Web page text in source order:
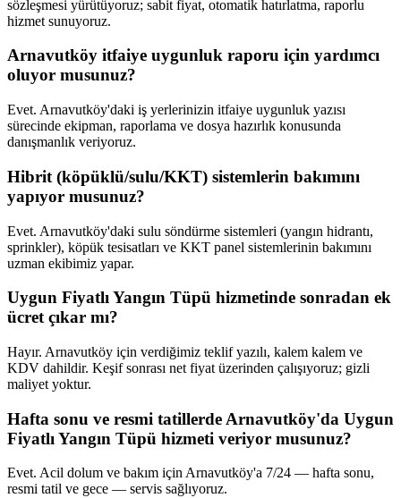
sözleşmesi yürütüyoruz; sabit fiyat, otomatik hatırlatma, raporlu
hizmet sunuyoruz.
Arnavutköy itfaiye uygunluk raporu için yardımcı
oluyor musunuz?
Evet. Arnavutköy'daki iş yerlerinizin itfaiye uygunluk yazısı
sürecinde ekipman, raporlama ve dosya hazırlık konusunda
danışmanlık veriyoruz.
Hibrit (köpüklü/sulu/KKT) sistemlerin bakımını
yapıyor musunuz?
Evet. Arnavutköy'daki sulu söndürme sistemleri (yangın hidrantı,
sprinkler), köpük tesisatları ve KKT panel sistemlerinin bakımını
uzman ekibimiz yapar.
Uygun Fiyatlı Yangın Tüpü hizmetinde sonradan ek
ücret çıkar mı?
Hayır. Arnavutköy için verdiğimiz teklif yazılı, kalem kalem ve
KDV dahildir. Keşif sonrası net fiyat üzerinden çalışıyoruz; gizli
maliyet yoktur.
Hafta sonu ve resmi tatillerde Arnavutköy'da Uygun
Fiyatlı Yangın Tüpü hizmeti veriyor musunuz?
Evet. Acil dolum ve bakım için Arnavutköy'a 7/24 — hafta sonu,
resmi tatil ve gece — servis sağlıyoruz.